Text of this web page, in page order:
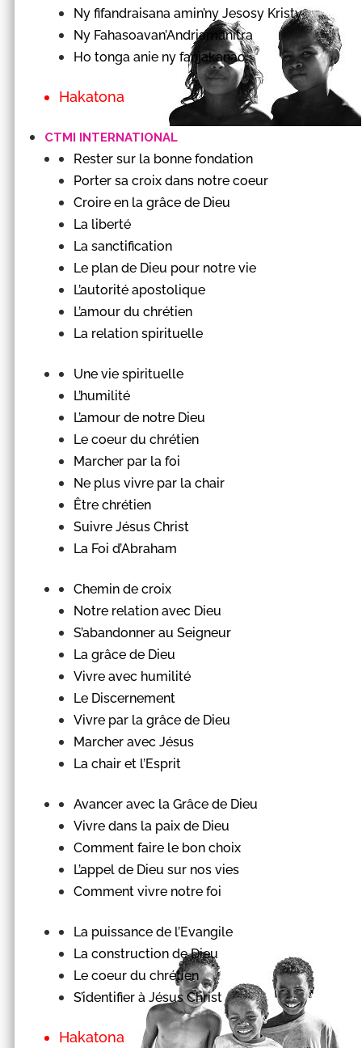
Ny fifandraisana amin’ny Jesosy Kristy
Ny Fahasoavan’Andriamanitra
Ho tonga anie ny fanjakanao
Hakatona
CTMI INTERNATIONAL
Rester sur la bonne fondation
Porter sa croix dans notre coeur
Croire en la grâce de Dieu
La liberté
La sanctification
Le plan de Dieu pour notre vie
L’autorité apostolique
L’amour du chrétien
La relation spirituelle
Une vie spirituelle
L’humilité
L’amour de notre Dieu
Le coeur du chrétien
Marcher par la foi
Ne plus vivre par la chair
Être chrétien
Suivre Jésus Christ
La Foi d’Abraham
Chemin de croix
Notre relation avec Dieu
S’abandonner au Seigneur
La grâce de Dieu
Vivre avec humilité
Le Discernement
Vivre par la grâce de Dieu
Marcher avec Jésus
La chair et l’Esprit
Avancer avec la Grâce de Dieu
Vivre dans la paix de Dieu
Comment faire le bon choix
L’appel de Dieu sur nos vies
Comment vivre notre foi
La puissance de l’Evangile
La construction de Dieu
Le coeur du chrétien
S’identifier à Jésus Christ
Hakatona